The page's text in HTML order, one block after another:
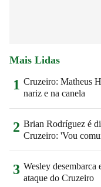
Mais Lidas
1 Cruzeiro: Matheus
nariz e na canela
2 Brian Rodríguez é
Cruzeiro: 'Vou
3 Wesley desembarca
ataque do Cruzeiro